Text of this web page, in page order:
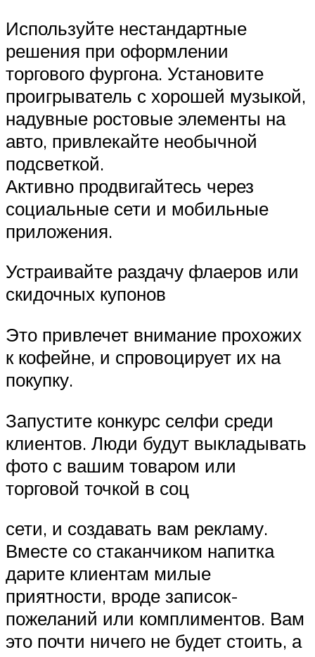
Используйте нестандартные
решения при оформлении
торгового фургона. Установите
проигрыватель с хорошей музыкой,
надувные ростовые элементы на
авто, привлекайте необычной
подсветкой.
Активно продвигайтесь через
социальные сети и мобильные
приложения.
Устраивайте раздачу флаеров или
скидочных купонов
Это привлечет внимание прохожих
к кофейне, и спровоцирует их на
покупку.
Запустите конкурс селфи среди
клиентов. Люди будут выкладывать
фото с вашим товаром или
торговой точкой в соц
сети, и создавать вам рекламу.
Вместе со стаканчиком напитка
дарите клиентам милые
приятности, вроде записок-
пожеланий или комплиментов. Вам
это почти ничего не будет стоить, а